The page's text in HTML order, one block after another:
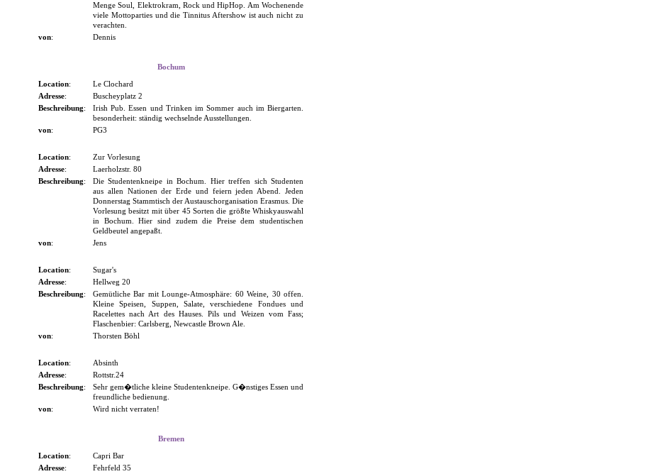
Menge Soul, Elektrokram, Rock und HipHop. Am Wochenende
viele Mottoparties und die Tinnitus Aftershow ist auch nicht zu
verachten.
von: Dennis
Bochum
Location:
Le Clochard
Adresse:
Buscheyplatz 2
Beschreibung:
Irish Pub. Essen und Trinken im Sommer auch im Biergarten.
besonderheit: ständig wechselnde Ausstellungen.
von: PG3
Location:
Zur Vorlesung
Adresse:
Laerholzstr. 80
Beschreibung:
Die Studentenkneipe in Bochum. Hier treffen sich Studenten
aus allen Nationen der Erde und feiern jeden Abend. Jeden
Donnerstag Stammtisch der Austauschorganisation Erasmus. Die
Vorlesung besitzt mit über 45 Sorten die größte Whiskyauswahl
in Bochum. Hier sind zudem die Preise dem studentischen
Geldbeutel angepaßt.
von: Jens
Location:
Sugar's
Adresse:
Hellweg 20
Beschreibung:
Gemütliche Bar mit Lounge-Atmosphäre: 60 Weine, 30 offen.
Kleine Speisen, Suppen, Salate, verschiedene Fondues und
Racelettes nach Art des Hauses. Pils und Weizen vom Fass;
Flaschenbier: Carlsberg, Newcastle Brown Ale.
von: Thorsten Böhl
Location:
Absinth
Adresse:
Rottstr.24
Beschreibung:
Sehr gem�tliche kleine Studentenkneipe. G�nstiges Essen und
freundliche bedienung.
von: Wird nicht verraten!
Bremen
Location:
Capri Bar
Adresse: Fehrfeld 35